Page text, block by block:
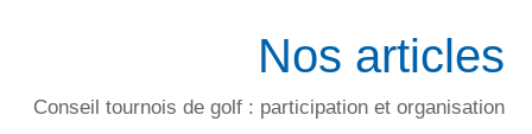
Nos articles
Conseil tournois de golf : participation et organisation